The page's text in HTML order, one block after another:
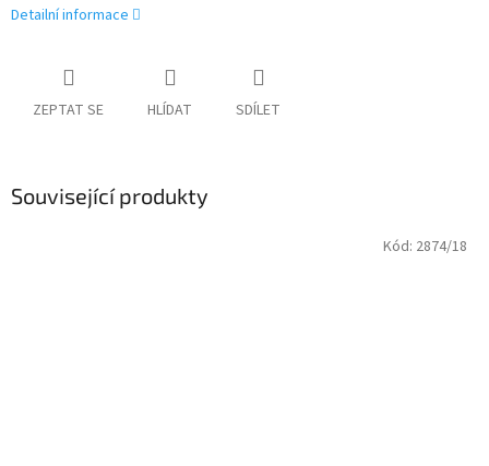
Detailní informace
ZEPTAT SE HLÍDAT SDÍLET
Související produkty
Kód: 2874/18